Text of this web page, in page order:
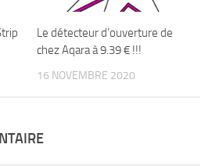
Le détecteur d’ouverture de
chez Aqara à 9.39 € !!!
16 NOVEMBRE 2020